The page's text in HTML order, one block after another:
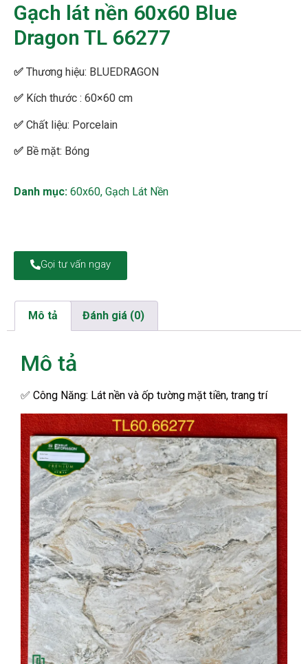
Gạch lát nền 60x60 Blue
Dragon TL 66277
✅ Thương hiệu: BLUEDRAGON
✅ Kích thước : 60×60 cm
✅ Chất liệu: Porcelain
✅ Bề mặt: Bóng
Danh mục: 60x60, Gạch Lát Nền
Gọi tư vấn ngay
Mô tả Đánh giá (0)
Mô tả
✅ Công Năng: Lát nền và ốp tường mặt tiền, trang trí